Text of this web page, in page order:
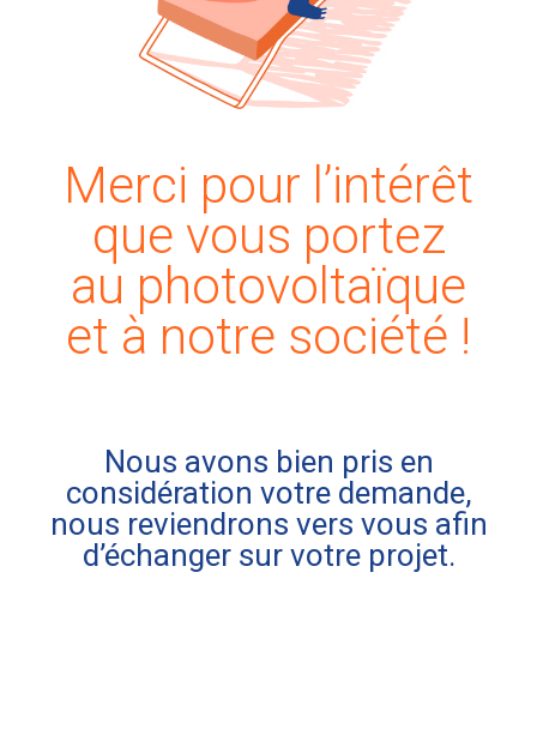
Merci pour l’intérêt
que vous portez
au photovoltaïque
et à notre société !
Nous avons bien pris en
considération votre demande,
nous reviendrons vers vous afin
d’échanger sur votre projet.